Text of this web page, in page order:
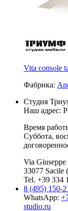
Vita console
Фабрика:
Студия
Наш адрес:
Время
Суббота,
Via Giuseppe
33077 Sacile
Tel. +39 334
8 (495) 150-
WhatsApp:
studio.ru